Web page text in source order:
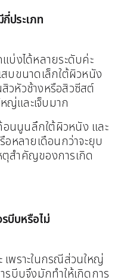
ประเภท
บ่งได้หลายระดับค่ะ
บขนาดเล็กใต้ผิวหนัง
วหัวช้างหรือสิวซีสต์
ญ่และเจ็บมาก
นนูนลึกใต้ผิวหนัง และ
อหลายเดือนกว่าจะยุบ
สำคัญของการเกิด
บีบหรือไม่
พราะในกรณีส่วนใหญ่
รบีบจึงมักทำให้เกิดการ